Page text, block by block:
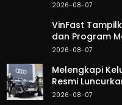
2026-08-07
VinFast
dan Program
2026-08-07
Melengkapi
Resmi
2026-08-07